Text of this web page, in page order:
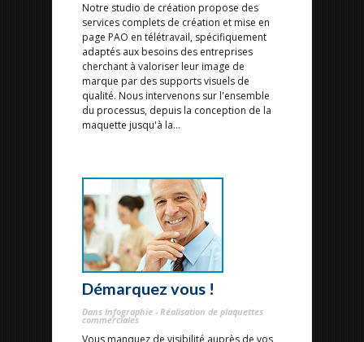
Notre studio de création propose des
services complets de création et mise en
page PAO en télétravail, spécifiquement
adaptés aux besoins des entreprises
cherchant à valoriser leur image de
marque par des supports visuels de
qualité. Nous intervenons sur l'ensemble
du processus, depuis la conception de la
maquette jusqu'à la...
Démarquez vous !
Dans Infographie - Réalisation de plaquettes
commerciales
Vous manquez de visibilité auprès de vos